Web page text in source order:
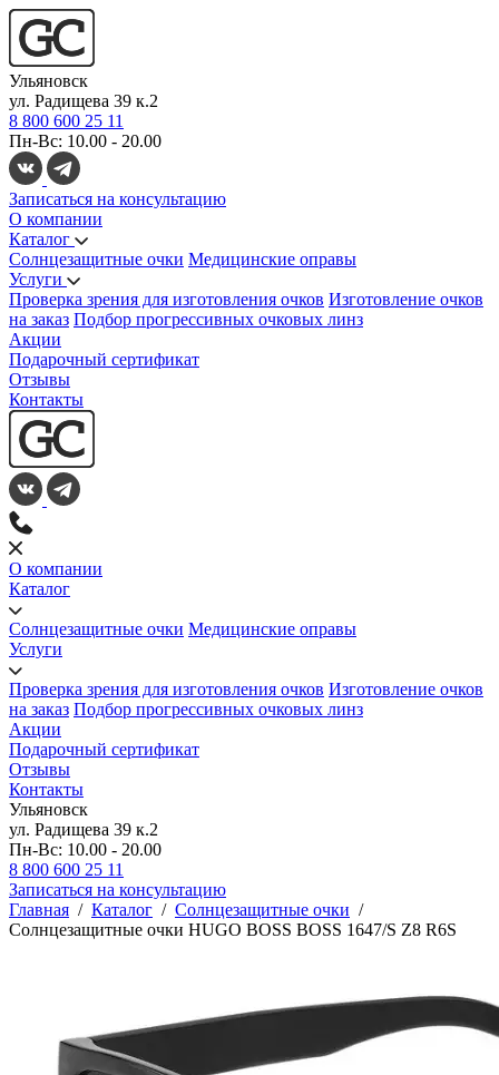
Ульяновск
ул. Радищева 39 к.2
8 800 600 25 11
Пн-Вс: 10.00 - 20.00
Записаться на консультацию
О компании
Каталог
Солнцезащитные очки Медицинские оправы
Услуги
Проверка зрения для изготовления очков Изготовление очков
на заказ Подбор прогрессивных очковых линз
Акции
Подарочный сертификат
Отзывы
Контакты
О компании
Каталог
Солнцезащитные очки Медицинские оправы
Услуги
Проверка зрения для изготовления очков Изготовление очков
на заказ Подбор прогрессивных очковых линз
Акции
Подарочный сертификат
Отзывы
Контакты
Ульяновск
ул. Радищева 39 к.2
Пн-Вс: 10.00 - 20.00
8 800 600 25 11
Записаться на консультацию
Главная / Каталог / Солнцезащитные очки /
Солнцезащитные очки HUGO BOSS BOSS 1647/S Z8 R6S